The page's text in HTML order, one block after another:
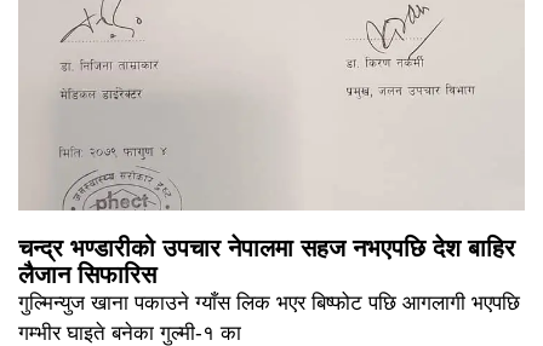
चन्द्र भण्डारीको उपचार नेपालमा सहज नभएपछि देश बाहिर
लैजान सिफारिस
गुल्मिन्युज खाना पकाउने ग्याँस लिक भएर बिष्फोट पछि आगलागी भएपछि
गम्भीर घाइते बनेका गुल्मी-१ का